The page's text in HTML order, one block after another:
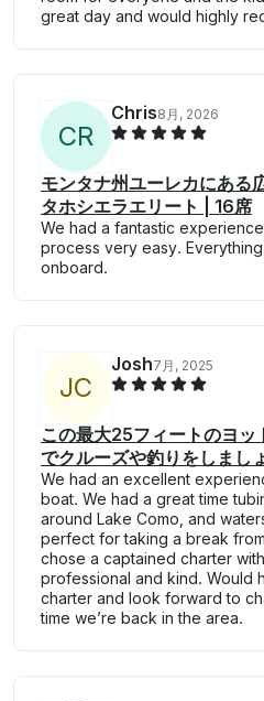
great day and would highly
CR
Chris8月, 2026
モンタナ州ユーレカにある
タホシエラエリート | 16席
We had a fantastic
process very easy.
onboard.
JC
Josh7月, 2025
この最大25フィートのヨッ
でクルーズや釣りをしまし
We had an excellent
boat. We had a great time
around Lake Como, and
perfect for taking a break
chose a captained charter
professional and kind. Would
charter and look forward to
time we’re back in the area.